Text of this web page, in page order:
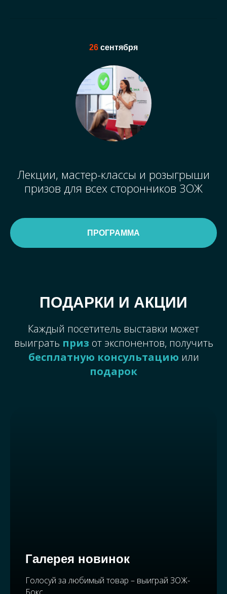
26 сентября
Лекции, мастер-классы и розыгрыши
призов для всех сторонников ЗОЖ
ПРОГРАММА
ПОДАРКИ И АКЦИИ
Каждый посетитель выставки может
выиграть приз от экспонентов, получить
бесплатную консультацию или
подарок
Галерея новинок
Голосуй за любимый товар – выиграй ЗОЖ-